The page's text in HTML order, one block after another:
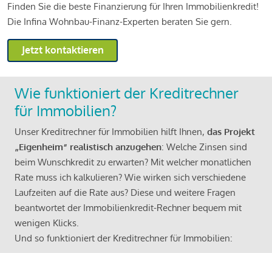
Finden Sie die beste Finanzierung für Ihren Immobilienkredit!
Die Infina Wohnbau-Finanz-Experten beraten Sie gern.
Jetzt kontaktieren
Wie funktioniert der Kreditrechner
für Immobilien?
Unser Kreditrechner für Immobilien hilft Ihnen, das Projekt
„Eigenheim“ realistisch anzugehen: Welche Zinsen sind
beim Wunschkredit zu erwarten? Mit welcher monatlichen
Rate muss ich kalkulieren? Wie wirken sich verschiedene
Laufzeiten auf die Rate aus? Diese und weitere Fragen
beantwortet der Immobilienkredit-Rechner bequem mit
wenigen Klicks.
Und so funktioniert der Kreditrechner für Immobilien: